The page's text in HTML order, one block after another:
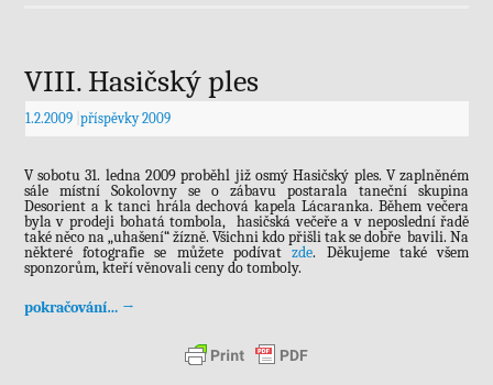
VIII. Hasičský ples
1.2.2009 příspěvky 2009
V sobotu 31. ledna 2009 proběhl již osmý Hasičský ples. V zaplněném
sále místní Sokolovny se o zábavu postarala taneční skupina
Desorient a k tanci hrála dechová kapela Lácaranka. Během večera
byla v prodeji bohatá tombola, hasičská večeře a v neposlední řadě
také něco na „uhašení“ žízně. Všichni kdo přišli tak se dobře bavili. Na
některé fotografie se můžete podívatzde. Děkujeme také všem
sponzorům, kteří věnovali ceny do tomboly.
pokračování… →